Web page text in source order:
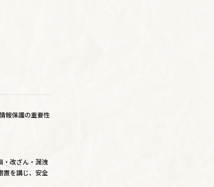
報保護の重要性
・改ざん・漏洩
置を講じ、安全